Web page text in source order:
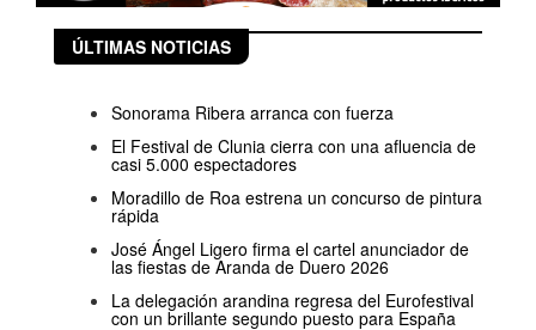
ÚLTIMAS NOTICIAS
Sonorama Ribera arranca con fuerza
El Festival de Clunia cierra con una afluencia de
casi 5.000 espectadores
Moradillo de Roa estrena un concurso de pintura
rápida
José Ángel Ligero firma el cartel anunciador de
las fiestas de Aranda de Duero 2026
La delegación arandina regresa del Eurofestival
con un brillante segundo puesto para España